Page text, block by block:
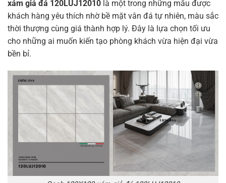
xám giả đá 120LUJ12010 là một trong những mẫu được
khách hàng yêu thích nhờ bề mặt vân đá tự nhiên, màu sắc
thời thượng cùng giá thành hợp lý. Đây là lựa chọn tối ưu
cho những ai muốn kiến tạo phòng khách vừa hiện đại vừa
bền bỉ.